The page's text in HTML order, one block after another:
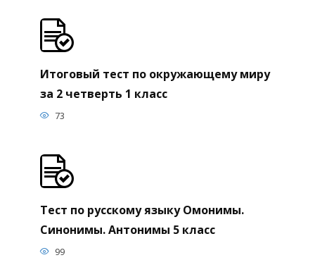
Итоговый тест по окружающему миру
за 2 четверть 1 класс
73
Тест по русскому языку Омонимы.
Синонимы. Антонимы 5 класс
99